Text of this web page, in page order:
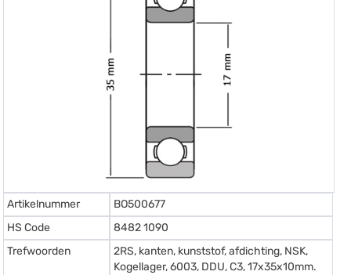
Artikelnummer
BO500677
HS Code
8482 1090
Trefwoorden
2RS, kanten, kunststof, afdichting, NSK,
Kogellager, 6003, DDU, C3, 17x35x10mm.